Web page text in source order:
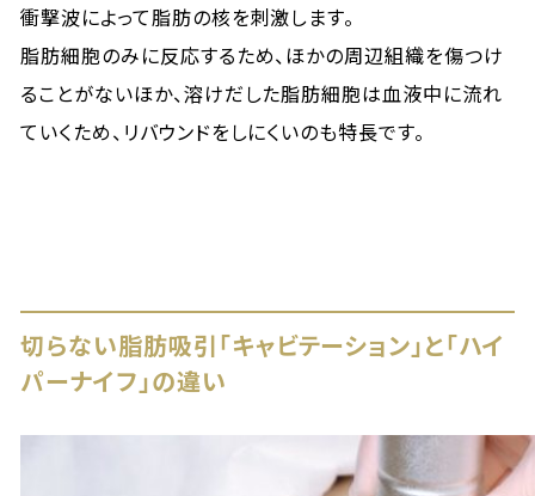
衝撃波によって脂肪の核を刺激します。
脂肪細胞のみに反応するため、ほかの周辺組織を傷つけ
ることがないほか、溶けだした脂肪細胞は血液中に流れ
ていくため、リバウンドをしにくいのも特長です。
切らない脂肪吸引「キャビテーション」と「ハイ
パーナイフ」の違い